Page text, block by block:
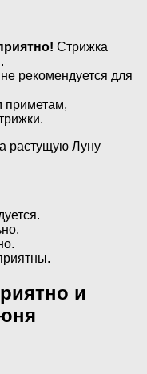
Стрижка
рекомендуется для
приметам,
растущую Луну
и